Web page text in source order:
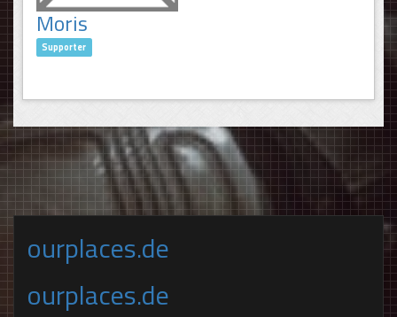
Moris
Supporter
ourplaces.de
ourplaces.de